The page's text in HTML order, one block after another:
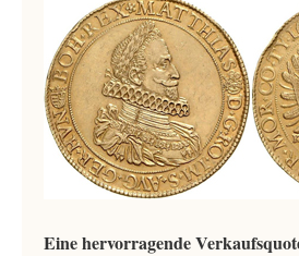
Eine hervorragende